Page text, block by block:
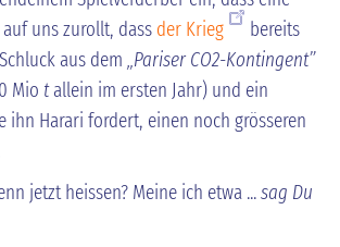
uns zurollt, dass der Krieg
bereits
aus dem „Pariser CO2-Kontingent”
Mio tallein im ersten Jahr) und ein
ihn Harari fordert, einen noch grösseren
jetzt heissen? Meine ich etwa ...sag Du